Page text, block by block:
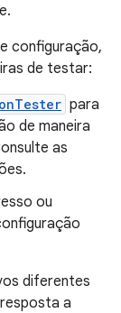
configuração,
de testar:
para
de maneira
as
ou
diferentes
a